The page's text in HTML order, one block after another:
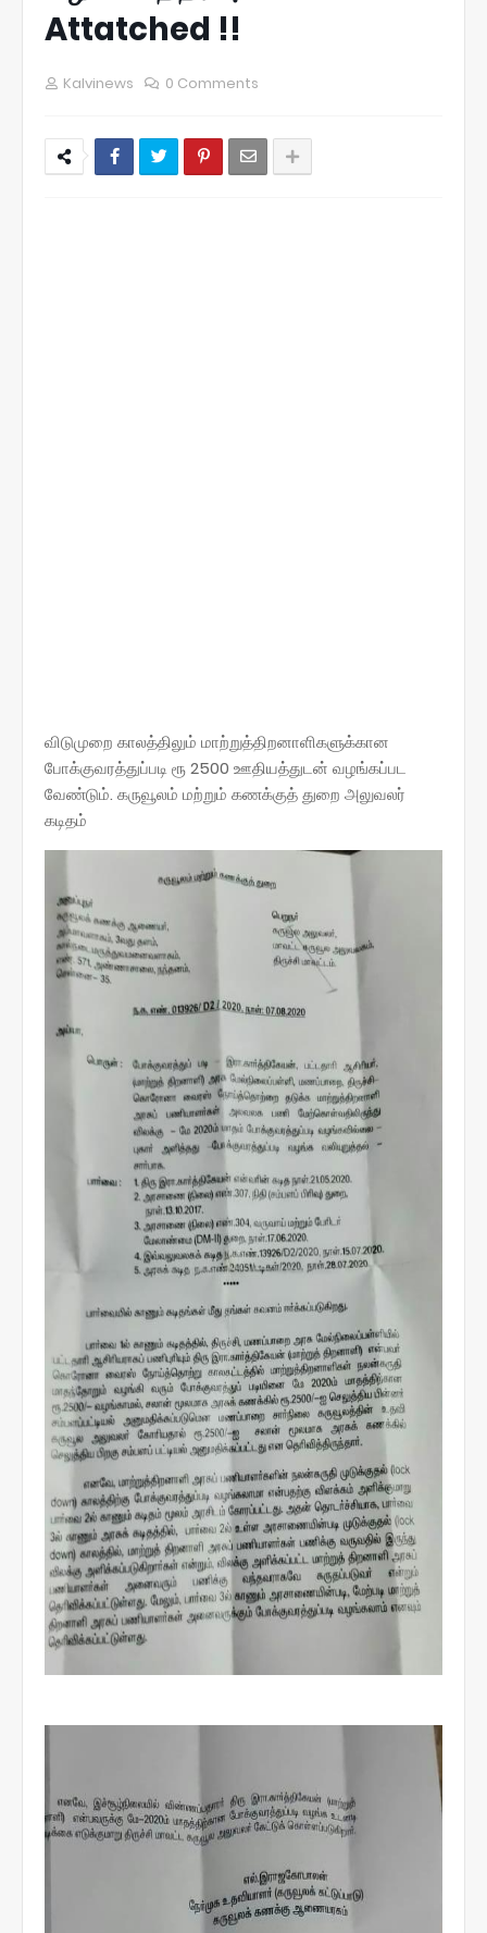
Attatched !!
Kalvinews 0 Comments
விடுமுறை காலத்திலும் மாற்றுத்திறனாளிகளுக்கான
போக்குவரத்துப்படி ரூ 2500 ஊதியத்துடன் வழங்கப்பட
வேண்டும். கருவூலம் மற்றும் கணக்குத் துறை அலுவலர்
கடிதம்